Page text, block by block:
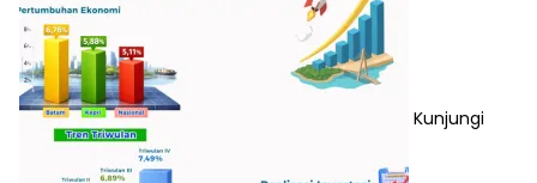
Kunjungi